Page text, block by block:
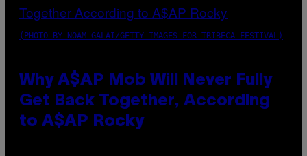
(PHOTO BY NOAM GALAI/GETTY IMAGES FOR TRIBECA FESTIVAL)
Why A$AP Mob Will Never Fully
Get Back Together, According
to A$AP Rocky